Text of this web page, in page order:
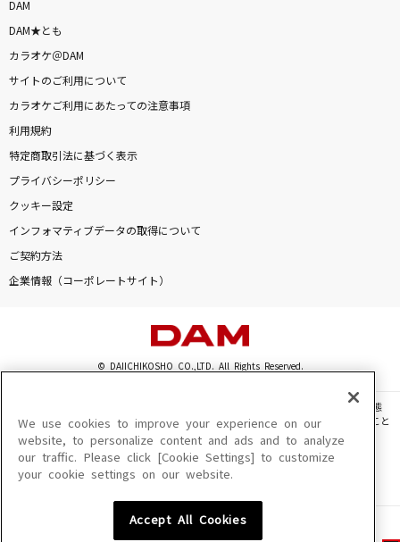
DAM
DAM★とも
カラオケ＠DAM
サイトのご利用について
カラオケご利用にあたっての注意事項
利用規約
特定商取引法に基づく表示
プライバシーポリシー
クッキー設定
インフォマティブデータの取得について
ご契約方法
企業情報（コーポレートサイト）
© DAIICHIKOSHO CO.,LTD. All Rights Reserved.
このサイトに掲載されている一切の文章・画像・写真・動画・音声等を、手段や形態
を問わず、著作権法の定める範囲を超えて無断で複製、転載、ファイル化などすること
を禁じます。
楽曲及びコンテンツは、機種によりご利用いただけない場合があります。
楽曲及びコンテンツの配信日、配信内容が変更になる場合があります。
We use cookies to improve your experience on our
website, to personalize content and ads and to analyze
our traffic. Please click [Cookie Settings] to customize
your cookie settings on our website.
Accept All Cookies